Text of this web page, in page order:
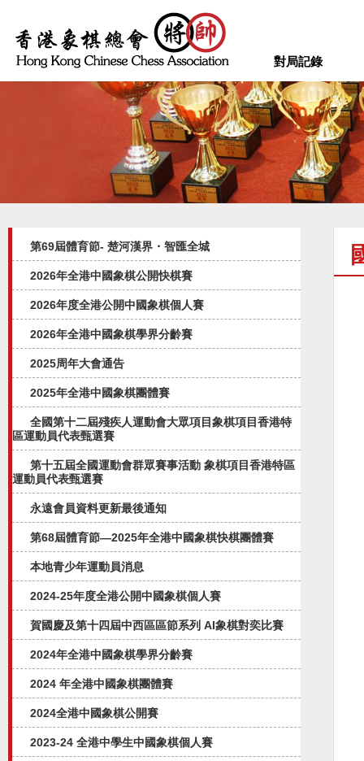
對局記錄
第69屆體育節- 楚河漢界・智匯全城
2026年全港中國象棋公開快棋賽
2026年度全港公開中國象棋個人賽
2026年全港中國象棋學界分齡賽
2025周年大會通告
2025年全港中國象棋團體賽
全國第十二屆殘疾人運動會大眾項目象棋項目香港特
區運動員代表甄選賽
第十五屆全國運動會群眾賽事活動 象棋項目香港特區
運動員代表甄選賽
永遠會員資料更新最後通知
第68屆體育節—2025年全港中國象棋快棋團體賽
本地青少年運動員消息
2024-25年度全港公開中國象棋個人賽
賀國慶及第十四屆中西區區節系列 AI象棋對奕比賽
2024年全港中國象棋學界分齡賽
2024 年全港中國象棋團體賽
2024全港中國象棋公開賽
2023-24 全港中學生中國象棋個人賽